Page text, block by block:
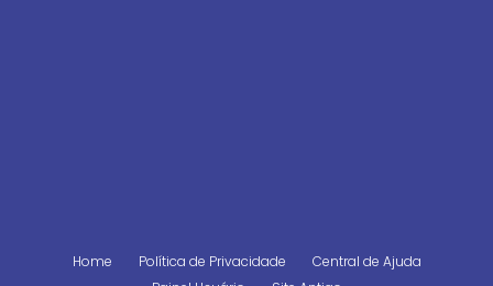
Home Política de Privacidade
Central de Ajuda